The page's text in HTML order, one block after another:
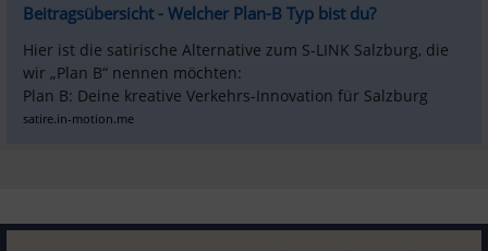
Beitragsübersicht - Welcher Plan-B Typ bist du?
Hier ist die satirische Alternative zum S-LINK Salzburg, die
wir „Plan B“ nennen möchten:
Plan B: Deine kreative Verkehrs-Innovation für Salzburg
satire.in-motion.me